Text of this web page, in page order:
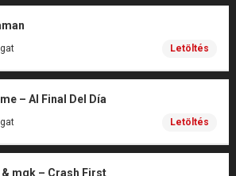
Letöltés
– Al Final Del Día
Letöltés
& mgk – Crash First